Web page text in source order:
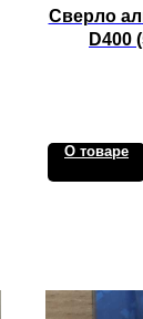
Сверло
D400
О товаре